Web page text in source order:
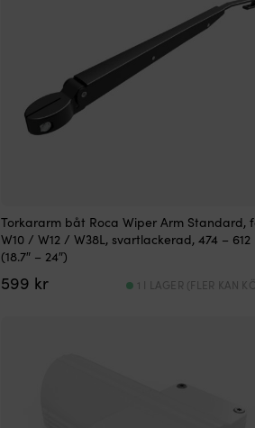
Torkararm båt Roca Wiper Arm Standard,
W10 / W12 / W38L, svartlackerad, 474 – 612
(18.7″ – 24″)
599 kr 1 I LAGER (FLER KAN